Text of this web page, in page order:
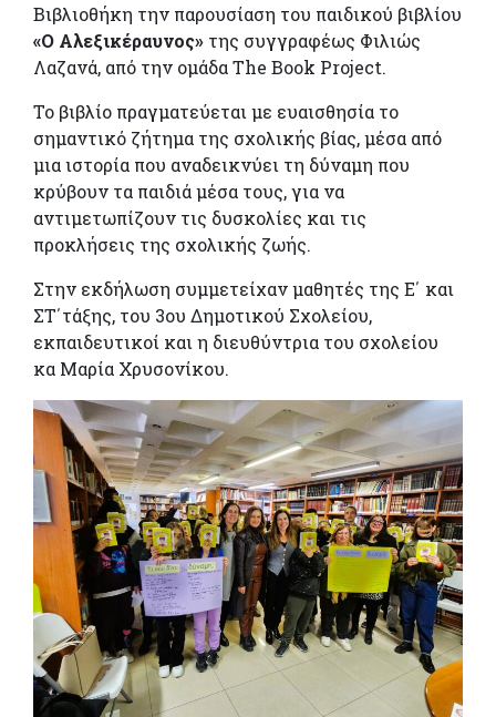
Βιβλιοθήκη την παρουσίαση του παιδικού βιβλίου
«Ο Αλεξικέραυνος» της συγγραφέως Φιλιώς
Λαζανά, από την ομάδαThe Book Project.
Το βιβλίο πραγματεύεται με ευαισθησία το
σημαντικό ζήτημα της σχολικής βίας, μέσα από
μια ιστορία που αναδεικνύει τη δύναμη που
κρύβουν τα παιδιά μέσα τους, για να
αντιμετωπίζουν τις δυσκολίες και τις
προκλήσεις της σχολικής ζωής.
Στην εκδήλωση συμμετείχαν μαθητές της Ε΄ και
ΣΤ΄τάξης, του 3ου Δημοτικού Σχολείου,
εκπαιδευτικοί και η διευθύντρια του σχολείου
κα Μαρία Χρυσονίκου.